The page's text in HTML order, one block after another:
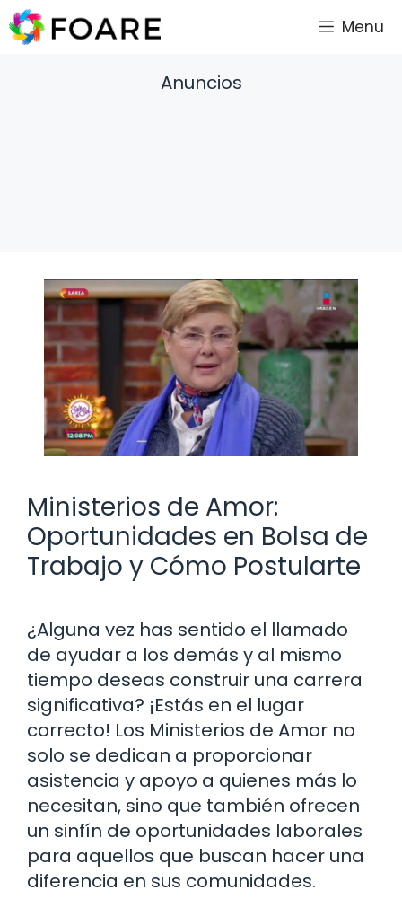
Saltar
al
Menu
Anuncios
Ministerios de Amor:
Oportunidades en Bolsa de
Trabajo y Cómo Postularte
¿Alguna vez has sentido el llamado
de ayudar a los demás y al mismo
tiempo deseas construir una carrera
significativa? ¡Estás en el lugar
correcto! Los Ministerios de Amor no
solo se dedican a proporcionar
asistencia y apoyo a quienes más lo
necesitan, sino que también ofrecen
un sinfín de oportunidades laborales
para aquellos que buscan hacer una
diferencia en sus comunidades.